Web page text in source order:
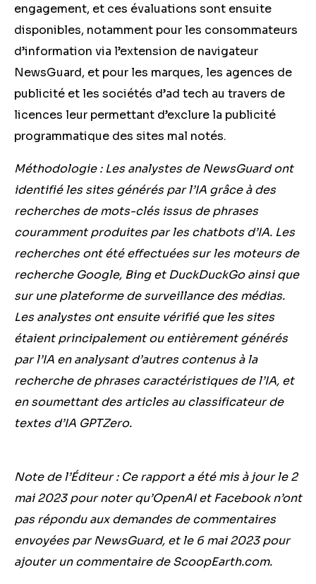
engagement, et ces évaluations sont ensuite
disponibles, notamment pour les consommateurs
d’information via l’extension de navigateur
NewsGuard, et pour les marques, les agences de
publicité et les sociétés d’ad tech au travers de
licences leur permettant d’exclure la publicité
programmatique des sites mal notés.
Méthodologie : Les analystes de NewsGuard ont
identifié les sites générés par l’IA grâce à des
recherches de mots-clés issus de phrases
couramment produites par les chatbots d’IA. Les
recherches ont été effectuées sur les moteurs de
recherche Google, Bing et DuckDuckGo ainsi que
sur une plateforme de surveillance des médias.
Les analystes ont ensuite vérifié que les sites
étaient principalement ou entièrement générés
par l’IA en analysant d’autres contenus à la
recherche de phrases caractéristiques de l’IA, et
en soumettant des articles au classificateur de
textes d’IA GPTZero.
Note de l’Éditeur : Ce rapport a été mis à jour le 2
mai 2023 pour noter qu’OpenAI et Facebook n’ont
pas répondu aux demandes de commentaires
envoyées par NewsGuard, et le 6 mai 2023 pour
ajouter un commentaire deScoopEarth.com.